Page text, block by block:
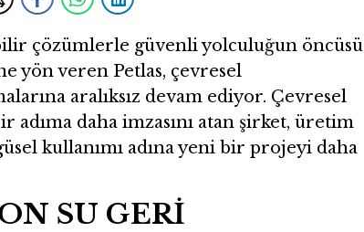
çözümlerle güvenli yolculuğun öncüsü
yön veren Petlas, çevresel
aralıksız devam ediyor. Çevresel
daha imzasını atan şirket, üretim
kullanımı adına yeni bir projeyi daha
SU GERİ